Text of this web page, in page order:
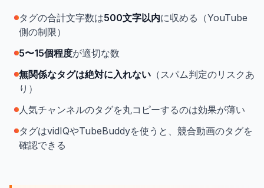
タグの合計文字数は500文字以内に収める（YouTube
側の制限）
5〜15個程度が適切な数
無関係なタグは絶対に入れない （スパム判定のリスクあ
り）
人気チャンネルのタグを丸コピーするのは効果が薄い
タグはvidIQやTubeBuddyを使うと、競合動画のタグを
確認できる